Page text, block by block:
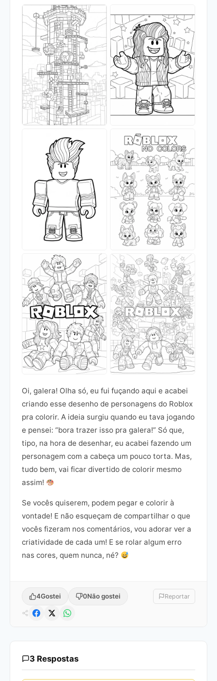
Oi, galera! Olha só, eu fui fuçando aqui e acabei
criando esse desenho de personagens do Roblox
pra colorir. A ideia surgiu quando eu tava jogando
e pensei: “bora trazer isso pra galera!” Só que,
tipo, na hora de desenhar, eu acabei fazendo um
personagem com a cabeça um pouco torta. Mas,
tudo bem, vai ficar divertido de colorir mesmo
assim!
Se vocês quiserem, podem pegar e colorir à
vontade! E não esqueçam de compartilhar o que
vocês fizeram nos comentários, vou adorar ver a
criatividade de cada um! E se rolar algum erro
nas cores, quem nunca, né?
4Gostei 0Não gostei Reportar
3 Respostas